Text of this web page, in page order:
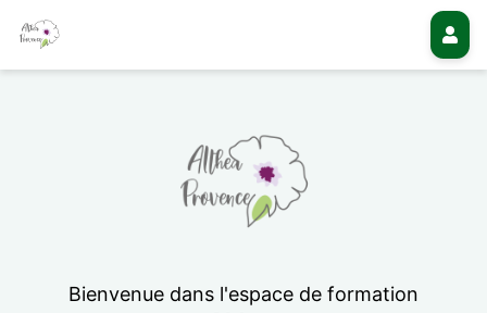
Bienvenue dans l'espace de formation